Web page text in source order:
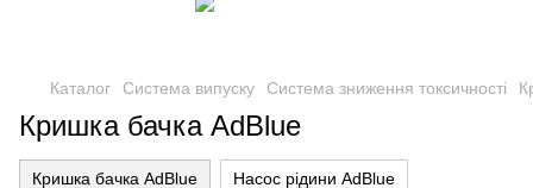
Каталог Система випуску Система зниження токсичності
Кришка бачка AdBlue
Кришка бачка AdBlue Насос рідини AdBlue